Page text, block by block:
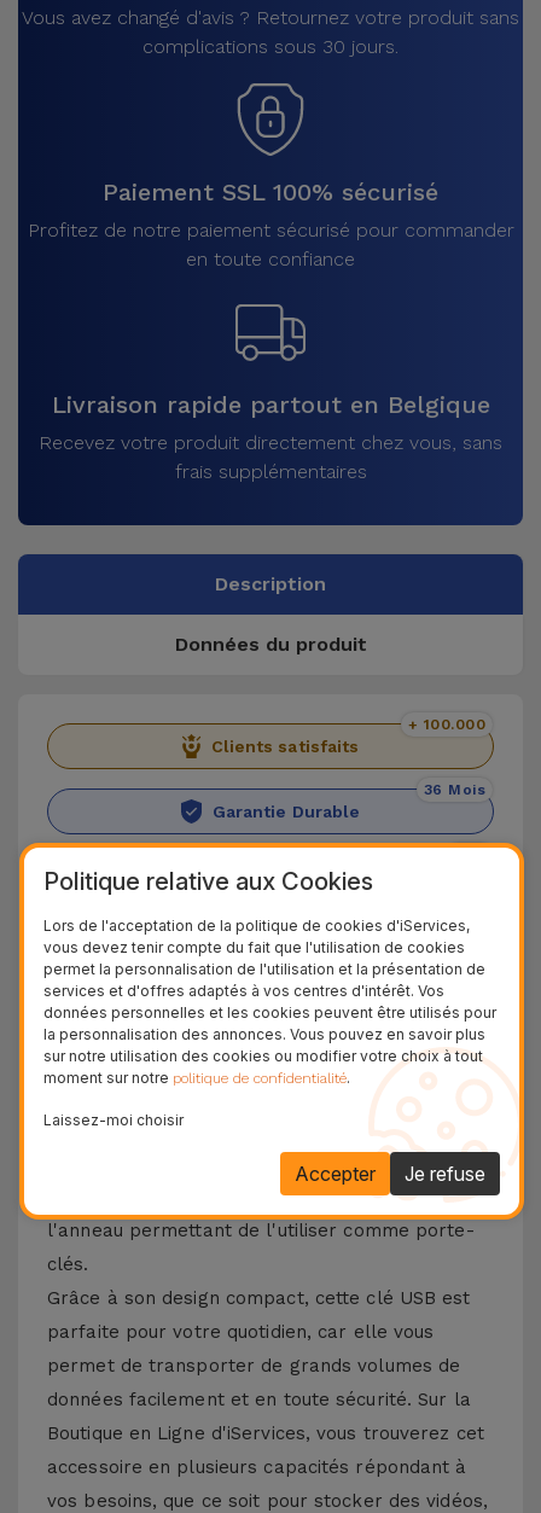
Vous avez changé d'avis ? Retournez votre produit sans
complications sous 30 jours.
Paiement SSL 100% sécurisé
Profitez de notre paiement sécurisé pour commander
en toute confiance
Livraison rapide partout en Belgique
Recevez votre produit directement chez vous, sans
frais supplémentaires
Description
Données du produit
Clients satisfaits
+ 100.000
Garantie Durable
36 Mois
Livraison Gratuite
Découvrez la Clé USB d'iServices
Nous vous présentons la Clé USB d'iServices, où
vous pourrez sauvegarder vos fichiers les plus
importants. Compatible avec la technologie USB
2.0, cette clé USB transfère les documents
rapidement, avec une protection contre les
erreurs et une faible consommation d'énergie.
Emportez votre Clé USB partout grâce à
l'anneau permettant de l'utiliser comme porte-
clés.
Grâce à son design compact, cette clé USB est
parfaite pour votre quotidien, car elle vous
permet de transporter de grands volumes de
données facilement et en toute sécurité. Sur la
Boutique en Ligne d'iServices, vous trouverez cet
accessoire en plusieurs capacités répondant à
vos besoins, que ce soit pour stocker des vidéos,
Politique relative aux Cookies
Lors de l'acceptation de la politique de cookies d'iServices,
vous devez tenir compte du fait que l'utilisation de cookies
permet la personnalisation de l'utilisation et la présentation de
services et d'offres adaptés à vos centres d'intérêt. Vos
données personnelles et les cookies peuvent être utilisés pour
la personnalisation des annonces. Vous pouvez en savoir plus
sur notre utilisation des cookies ou modifier votre choix à tout
moment sur notre politique de confidentialité.
Laissez-moi choisir
Je refuse
Accepter